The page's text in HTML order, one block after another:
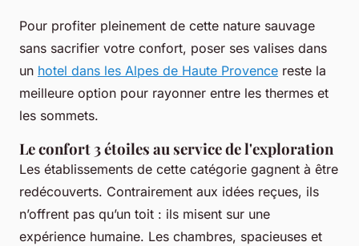
Pour profiter pleinement de cette nature sauvage
sans sacrifier votre confort, poser ses valises dans
un hotel dans les Alpes de Haute Provence reste la
meilleure option pour rayonner entre les thermes et
les sommets.
Le confort 3 étoiles au service de l'exploration
Les établissements de cette catégorie gagnent à être
redécouverts. Contrairement aux idées reçues, ils
n’offrent pas qu’un toit : ils misent sur une
expérience humaine. Les chambres, spacieuses et